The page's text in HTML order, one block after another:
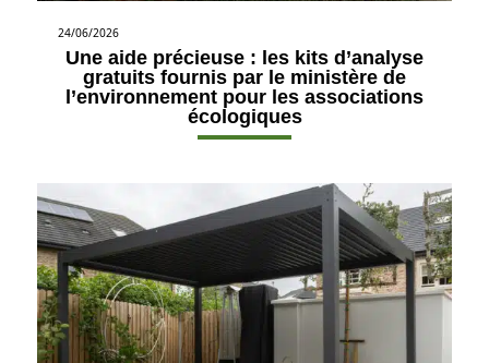
24/06/2026
Une aide précieuse : les kits d’analyse
gratuits fournis par le ministère de
l’environnement pour les associations
écologiques